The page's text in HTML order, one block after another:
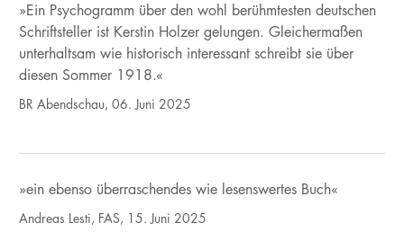
»Ein Psychogramm über den wohl berühmtesten deutschen
Schriftsteller ist Kerstin Holzer gelungen. Gleichermaßen
unterhaltsam wie historisch interessant schreibt sie über
diesen Sommer 1918.«
BR Abendschau, 06. Juni 2025
»ein ebenso überraschendes wie lesenswertes Buch«
Andreas Lesti, FAS, 15. Juni 2025